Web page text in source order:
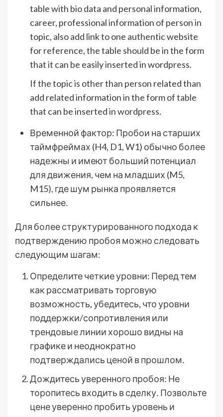
table with bio data and personal information,
career, professional information of person in
topic, also add link to one authentic website
for reference, the table should be in the form
that it can be easily inserted in wordpress.
If the topic is other than person related than
add related information in the form of table
that can be inserted in wordpress.
Временной фактор: Пробои на старших
таймфреймах (H4, D1, W1) обычно более
надежны и имеют больший потенциал
для движения, чем на младших (M5,
M15), где шум рынка проявляется
сильнее․
Для более структурированного подхода к
подтверждению пробоя можно следовать
следующим шагам:
Определите четкие уровни: Перед тем
как рассматривать торговую
возможность, убедитесь, что уровни
поддержки/сопротивления или
трендовые линии хорошо видны на
графике и неоднократно
подтверждались ценой в прошлом․
Дождитесь уверенного пробоя: Не
торопитесь входить в сделку․ Позвольте
цене уверенно пробить уровень и